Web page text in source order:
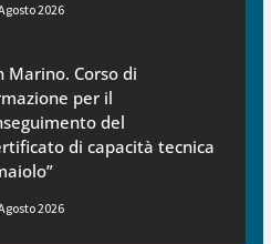
2026
Marino. Corso di
per il
del
di capacità tecnica
2026